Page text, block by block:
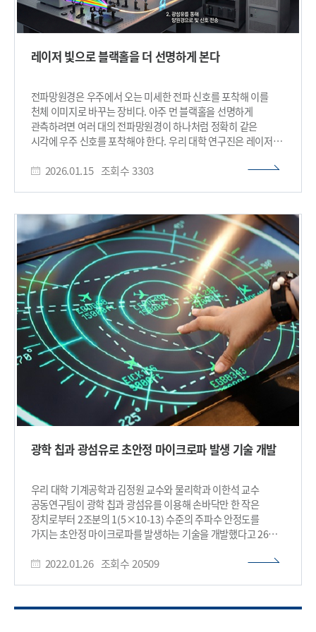
레이저 빛으로 블랙홀을 더 선명하게 본다
전파망원경은 우주에서 오는 미세한 전파 신호를 포착해 이를
천체 이미지로 바꾸는 장비다. 아주 먼 블랙홀을 선명하게
관측하려면 여러 대의 전파망원경이 하나처럼 정확히 같은
시각에 우주 신호를 포착해야 한다. 우리 대학 연구진은 레이저
기준 신호 기술을 개발했다. 우리 대학은 기계공학과 김정원 교수
전파천문연구소(MPIfR)와 공동으로, 광주파수빗(optical
frequency comb) 레이저를 전파망원경 수신기에 직접
적용하는 기술을 세계 최초로 구현했다고 15일 밝혔다. 일반적인
레이저는 한 가지 색(주파수)만 내지만, 광주파수빗 레이저는
수만 개 이상의 매우 정확한 색들이 일정한 간격으로 줄지어
배열돼 있다. 이 모습이 마치 빗처럼 보여 ‘주파수 빗(frequency
comb)’이라는 이름이 붙었다. 광주파수빗 레이저는 각 빗살
하나하나의 주파수를 정확히 알 수 있고 그 간격 또한 원자시계
수준으로 정밀하게 맞출 수 있어 과학자들 사이에서는 ‘빛으로
만든 초정밀 자’로 불린다. 여러 전파망원경이 동시에 관측하는
초장기선 전파간섭계(VLBI) 기술의 핵심은 각 망원경이 수신한
전파 신호를 마치 하나의 정밀한 자에 맞춰 정렬하듯 위상
(phase)을 일치시키는 것이다. 하지만 기존 전자식 기준 신호
방식은 관측 주파수가 높아질수록 기준이 되는 신호 자체가
미세하게 흔들려, 이를 바탕으로 한 정밀한 위상 보정을 수행하는
단계부터 빛(레이저)을 활용해 위상 정렬의 근본적인 정밀도를
직접 전달하는 방식을 개발했다. 이를 통해 기준 신호 생성과 위상
보정 문제를 하나의 광학 시스템으로 동시에 해결하는 데
성공했다. 기존 방식이 관측 주파수가 올라갈수록 ‘눈금이
미세하게 떨려 위상을 맞추기 어려운 자’와 같았다면, 이번 기술은
‘극도로 안정적인 빛으로 위상을 고정하는 초정밀 자’로 기준을
세운 것에 비유할 수 있다. 그 결과 멀리 떨어진 전파망원경들이
하나의 거대한 망원경처럼 정교하게 연동될 수 있는 기반을
마련했다. 이 기술은 한국우주전파관측망(KVN) 연세
전파망원경 간 신호의 안정적인 간섭무늬(fringe)를 검출하는 데
2026.01.15 조회수3303
광학 칩과 광섬유로 초안정 마이크로파 발생 기술 개발
우리 대학 기계공학과 김정원 교수와 물리학과 이한석 교수
공동연구팀이 광학 칩과 광섬유를 이용해 손바닥만 한 작은
장치로부터 2조분의 1(5×10-13) 수준의 주파수 안정도를
가지는 초안정 마이크로파를 발생하는 기술을 개발했다고 26일
기술들보다 월등하게 우수한 위상잡음과 주파수 안정도의
레이더, 휴대용 양자 센서 및 초고속 신호 분석 기술 등의 다양한
2022.01.26 조회수 20509